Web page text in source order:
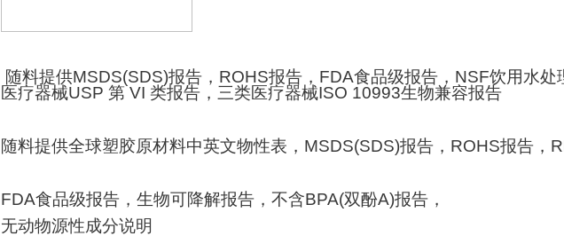
随料提供MSDS(SDS)报告， ROHS报告， FDA食品级报告， NSF饮用水处
医疗器械USP 第 VI 类报告，三类医疗器械ISO 10993生物兼容报告
随料提供全球塑胶原材料中英文物性表， MSDS(SDS)报告， ROHS报告，
FDA食品级报告，生物可降解报告，不含BPA(双酚A)报告，
无动物源性成分说明